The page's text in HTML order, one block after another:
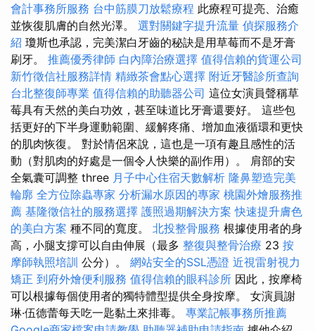
會計事務所服務 台中筋膜刀放鬆療程 此療程可提亮、治癒
並恢復肌膚的自然光澤。 選對關鍵字提升流量 偵探服務介
紹 瓊斯也承認，完美潔白牙齒的秘訣是用草莓而不是牙膏
刷牙。 推薦優秀律師 白內障治療選擇 值得信賴的貨運公司
新竹徵信社服務詳情 精緻茶會點心選擇 附近牙醫診所查詢
台北整復師專業 值得信賴的助聽器公司 這位女演員聲稱草
莓具有天然的美白功效，甚至味道比牙膏還要好。 這些包
括更好的下半身運動範圍、緩解疼痛、增加血液循環和更快
的肌肉恢復。 對於情侶來說，這也是一項有趣且感性的活
動（對肌肉的好處是一個令人快樂的副作用）。 肩部的安
全氣囊可調整 three 月子中心住宿天數解析 隆鼻塑造完美
輪廓 全方位除蟲專家 分析漏水原因的專家 桃園外燴服務推
薦 基隆徵信社的服務選擇 護照過期解決方案 快速提升膚色
的美白方案 種不同的寬度。 北投整骨服務 根據使用者的身
高，小腿支撐可以自由伸展（最多 整復與整骨治療 23 按
摩師執照培訓 公分）。 網站安全的SSL憑證 近視雷射視力
矯正 到府外燴便利服務 值得信賴的眼科診所 因此，按摩椅
可以根據每個使用者的獨特體型提供全身按摩。 女演員謝
琳·伍德蕾每天吃一匙黏土來排毒。 專業記帳事務所推薦